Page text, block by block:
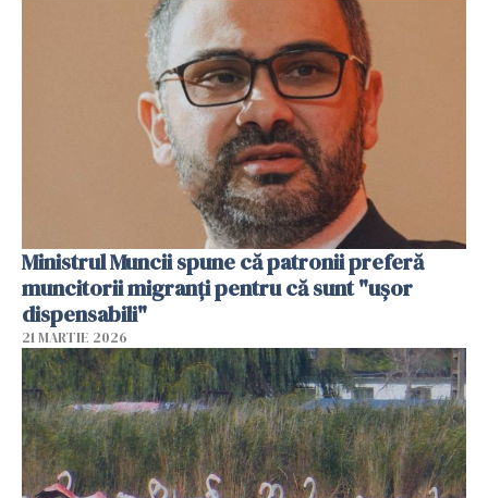
Ministrul Muncii spune că patronii preferă
muncitorii migranți pentru că sunt "uşor
dispensabili"
21 MARTIE 2026